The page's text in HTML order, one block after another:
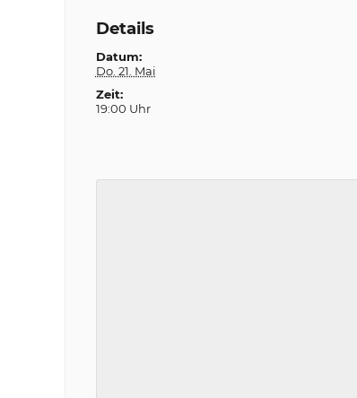
Details
Datum:
Do. 21. Mai
Zeit:
19:00 Uhr